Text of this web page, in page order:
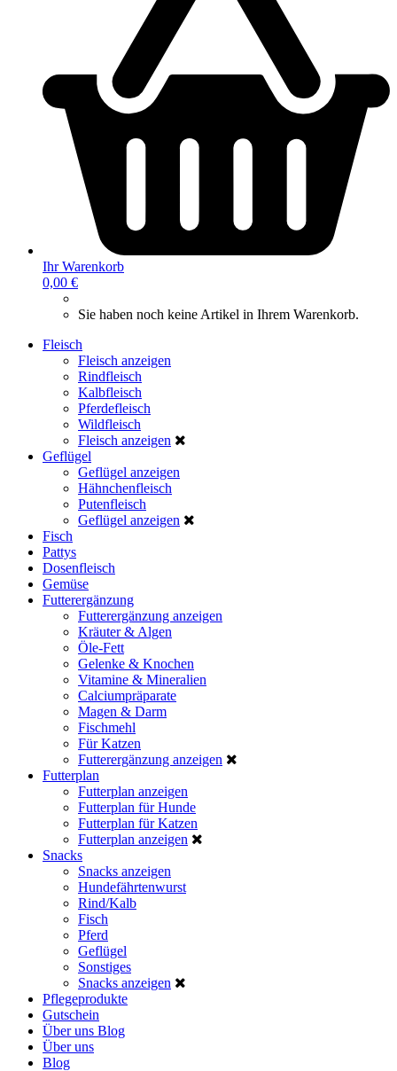
Ihr Warenkorb
0,00 €
Sie haben noch keine Artikel in Ihrem Warenkorb.
Fleisch
Fleisch anzeigen
Rindfleisch
Kalbfleisch
Pferdefleisch
Wildfleisch
Fleisch anzeigen
Geflügel
Geflügel anzeigen
Hähnchenfleisch
Putenfleisch
Geflügel anzeigen
Fisch
Pattys
Dosenfleisch
Gemüse
Futterergänzung
Futterergänzung anzeigen
Kräuter & Algen
Öle-Fett
Gelenke & Knochen
Vitamine & Mineralien
Calciumpräparate
Magen & Darm
Fischmehl
Für Katzen
Futterergänzung anzeigen
Futterplan
Futterplan anzeigen
Futterplan für Hunde
Futterplan für Katzen
Futterplan anzeigen
Snacks
Snacks anzeigen
Hundefährtenwurst
Rind/Kalb
Fisch
Pferd
Geflügel
Sonstiges
Snacks anzeigen
Pflegeprodukte
Gutschein
Über uns Blog
Über uns
Blog